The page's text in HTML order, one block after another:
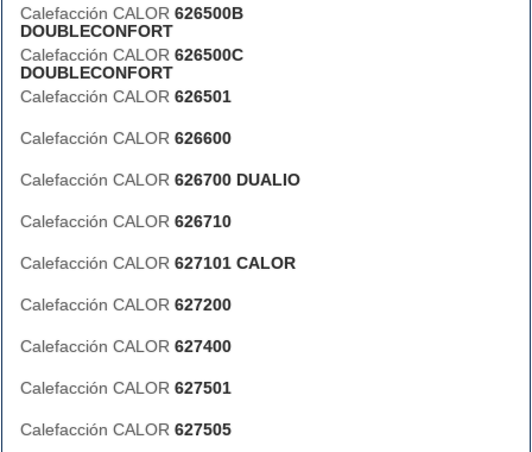
Calefacción CALOR 626500B
DOUBLECONFORT
Calefacción CALOR 626500C
DOUBLECONFORT
Calefacción CALOR 626501
Calefacción CALOR 626600
Calefacción CALOR 626700 DUALIO
Calefacción CALOR 626710
Calefacción CALOR 627101 CALOR
Calefacción CALOR 627200
Calefacción CALOR 627400
Calefacción CALOR 627501
Calefacción CALOR 627505